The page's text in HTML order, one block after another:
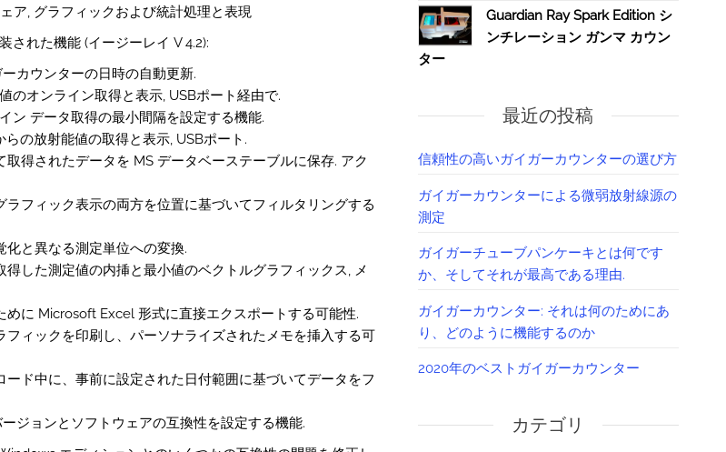
ア, グラフィックおよび統計処理と表現
された機能 (イージーレイ V 4.2):
カウンターの日時の自動更新.
のオンライン取得と表示, USBポート経由で.
ン データ取得の最小間隔を設定する機能.
の放射能値の取得と表示, USBポート.
取得されたデータを MS データベーステーブルに保存. アク
ラフィック表示の両方を位置に基づいてフィルタリングする
化と異なる測定単位への変換.
得した測定値の内挿と最小値のベクトルグラフィックス, メ
めに Microsoft Excel 形式に直接エクスポートする可能性.
フィックを印刷し、パーソナライズされたメモを挿入する可
ード中に、事前に設定された日付範囲に基づいてデータをフ
ジョンとソフトウェアの互換性を設定する機能.
Guardian Ray Spark Edition シ
ンチレーション ガンマ カウン
ター
最近の投稿
信頼性の高いガイガーカウンターの選び方
ガイガーカウンターによる微弱放射線源の
測定
ガイガーチューブパンケーキとは何です
か、そしてそれが最高である理由.
ガイガーカウンター: それは何のためにあ
り、どのように機能するのか
2020年のベストガイガーカウンター
カテゴリ